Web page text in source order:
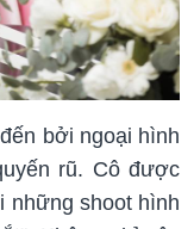
bởi ngoại hình
rũ. Cô được
những shoot hình